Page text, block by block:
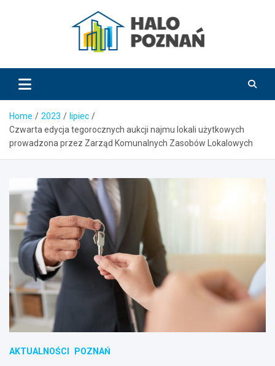
HaloPoznań.pl
Home 2023
lipiec
Czwarta edycja tegorocznych aukcji najmu lokali użytkowych
prowadzona przez Zarząd Komunalnych Zasobów Lokalowych
AKTUALNOŚCI POZNAŃ